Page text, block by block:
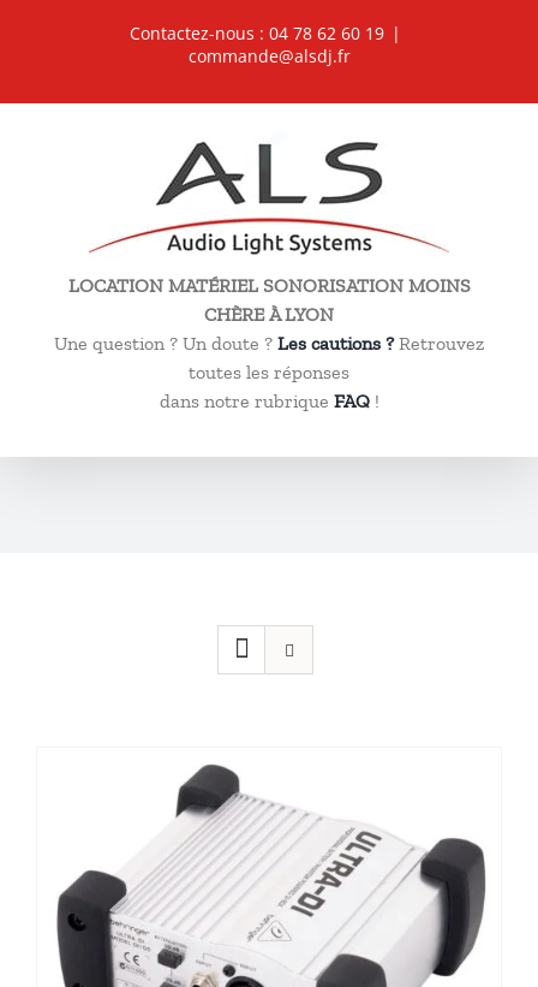
Contactez-nous : 04 78 62 60 19 |
commande@alsdj.fr
LOCATION MATÉRIEL SONORISATION MOINS
CHÈRE À LYON
Une question ? Un doute ? Les cautions ?Retrouvez
toutes les réponses
dans notre rubrique FAQ!